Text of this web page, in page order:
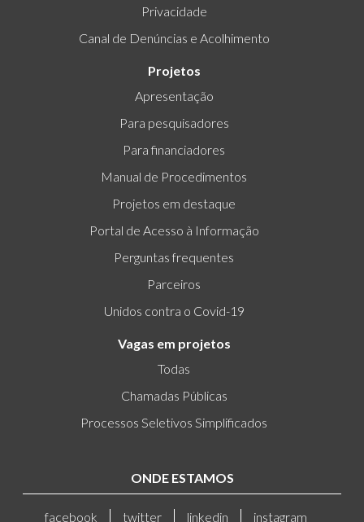
Privacidade
Canal de Denúncias e Acolhimento
Projetos
Apresentação
Para pesquisadores
Para financiadores
Manual de Procedimentos
Projetos em destaque
Portal de Acesso à Informação
Perguntas frequentes
Parceiros
Unidos contra o Covid-19
Vagas em projetos
Todas
Chamadas Públicas
Processos Seletivos Simplificados
ONDE ESTAMOS
facebook twitter linkedin instagram